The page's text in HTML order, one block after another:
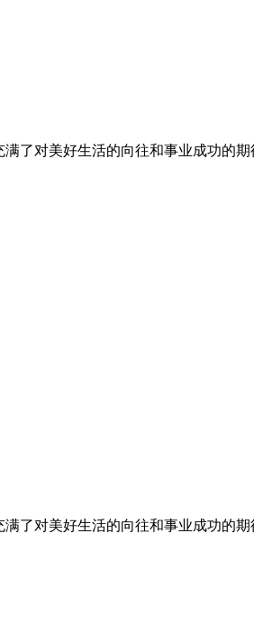
了对美好生活的向往和事业成功的
了对美好生活的向往和事业成功的